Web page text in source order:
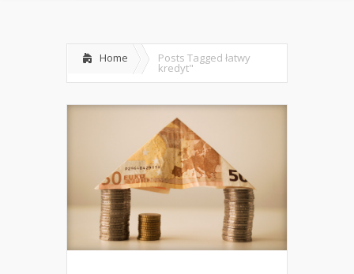
Home Posts Tagged łatwy
kredyt"